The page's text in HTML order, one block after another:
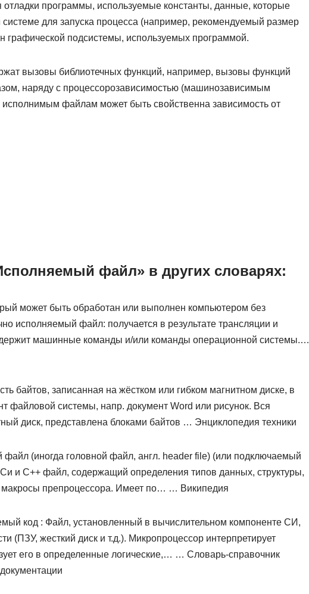
программы, используемые константы, данные, которые
системе для запуска процесса (например, рекомендуемый размер
графической подсистемы, используемых программой.
вызовы библиотечных функций, например, вызовы функций
наряду с процессорозависимостью (машинозависимым
файлам может быть свойственна зависимость от
файл» в других словарях:
может быть обработан или выполнен компьютером без
исполняемый файл: получается в результате трансляции и
машинные команды и/или команды операционной системы.…
байтов, записанная на жёстком или гибком магнитном диске, в
файловой системы, напр. документ Word или рисунок. Вся
диск, представлена блоками байтов … Энциклопедия техники
(иногда головной файл, англ. header file) (или подключаемый
и C++ файл, содержащий определения типов данных, структуры,
макросы препроцессора. Имеет по… … Википедия
код : Файл, установленный в вычислительном компоненте СИ,
(ПЗУ, жесткий диск и т.д.). Микропроцессор интерпретирует
его в определенные логические,… … Словарь-справочник